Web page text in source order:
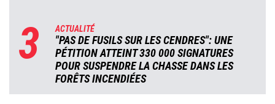
3 ACTUALITÉ
"PAS DE FUSILS SUR LES CENDRES": UNE
PÉTITION ATTEINT 330 000 SIGNATURES
POUR SUSPENDRE LA CHASSE DANS LES
FORÊTS INCENDIÉES